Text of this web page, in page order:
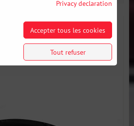
Flares extension de
universels - Une extension de
Privacy declaration
Accepter tous les cookies
Tout refuser